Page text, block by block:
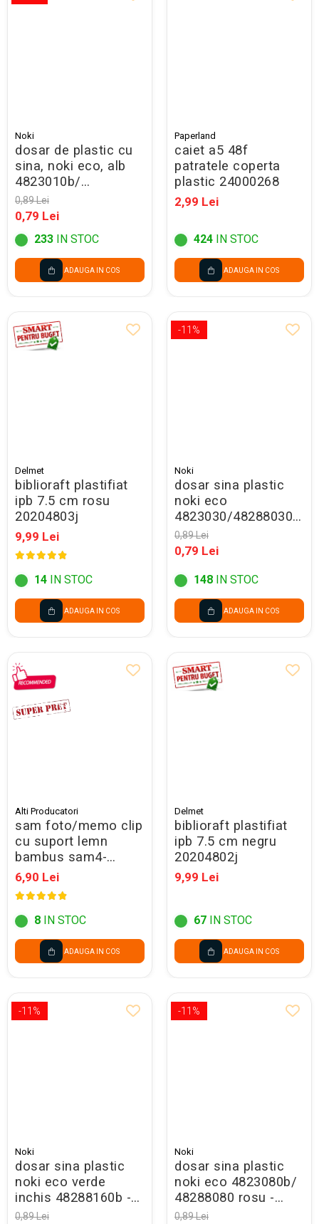
Noki
dosar de plastic cu
sina, noki eco, alb
4823010b/
48288010b - promo
0,89 Lei
0,79 Lei
233 IN STOC
ADAUGA IN COS
Paperland
caiet a5 48f
patratele coperta
plastic 24000268
2,99 Lei
424 IN STOC
ADAUGA IN COS
Delmet
biblioraft plastifiat
ipb 7.5 cm rosu
20204803j
9,99 Lei
14 IN STOC
ADAUGA IN COS
-11%
Noki
dosar sina plastic
noki eco
4823030/48288030/
galben -promo
0,89 Lei
0,79 Lei
148 IN STOC
ADAUGA IN COS
Alti Producatori
sam foto/memo clip
cu suport lemn
bambus sam4-
ap864011 nou
6,90 Lei
8 IN STOC
ADAUGA IN COS
Delmet
biblioraft plastifiat
ipb 7.5 cm negru
20204802j
9,99 Lei
67 IN STOC
ADAUGA IN COS
-11%
Noki
dosar sina plastic
noki eco verde
inchis 48288160b -
promo
0,89 Lei
-11%
Noki
dosar sina plastic
noki eco 4823080b/
48288080 rosu -
promo
0,89 Lei